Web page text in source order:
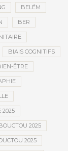
BELÉM
BER
BIAIS COGNITIFS
ÊTRE
2025
2025
2025